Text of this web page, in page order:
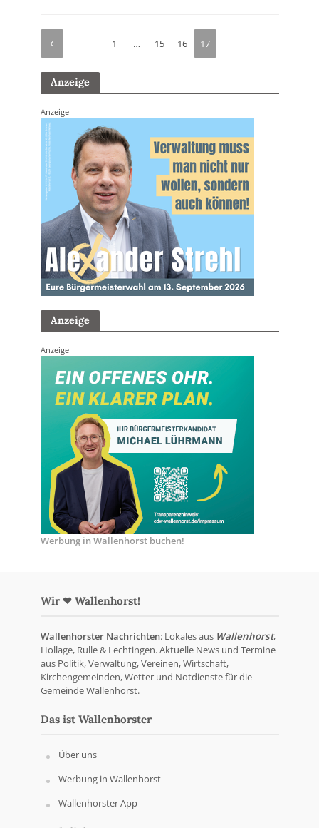
1 … 15 16 17
Anzeige
Anzeige
Anzeige
Anzeige
Werbung in Wallenhorst buchen!
Wir ❤ Wallenhorst!
Wallenhorster Nachrichten: Lokales aus Wallenhorst,
Hollage, Rulle & Lechtingen. Aktuelle News und Termine
aus Politik, Verwaltung, Vereinen, Wirtschaft,
Kirchengemeinden, Wetter und Notdienste für die
Gemeinde Wallenhorst.
Das ist Wallenhorster
Über uns
Werbung in Wallenhorst
Wallenhorster App